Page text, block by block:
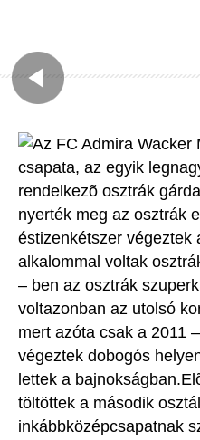
Az FC Admira Wacker
csapata, az egyik
rendelkezõ osztrák
nyerték meg az osztrák
éstizenkétszer végeztek
alkalommal voltak
– ben az osztrák
voltazonban az utolsó
mert azóta csak a 2011
végeztek dobogós
lettek a
töltöttek a második
inkábbközépcsapatnak